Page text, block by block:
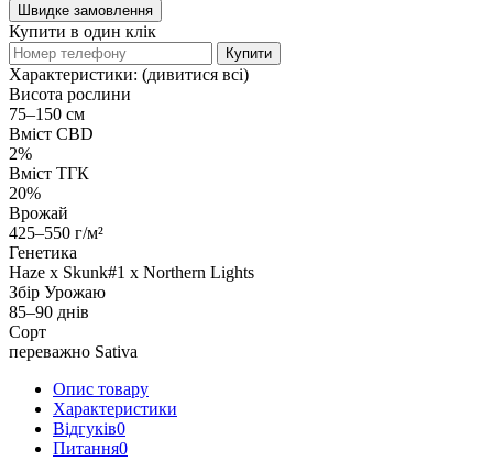
Швидке замовлення
Купити в один клік
Купити
Характеристики: (дивитися всі)
Висота рослини
75–150 см
Вміст CBD
2%
Вміст ТГК
20%
Врожай
425–550 г/м²
Генетика
Haze x Skunk#1 x Northern Lights
Збір Урожаю
85–90 днів
Сорт
переважно Sativa
Опис товару
Характеристики
Відгуків0
Питання0